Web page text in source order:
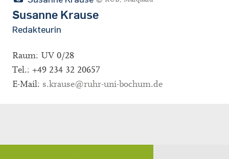
Susanne Krause
Redakteurin
Raum: UV 0/28
Tel.: +49 234 32 20657
E-Mail: s.krause@ruhr-uni-bochum.de